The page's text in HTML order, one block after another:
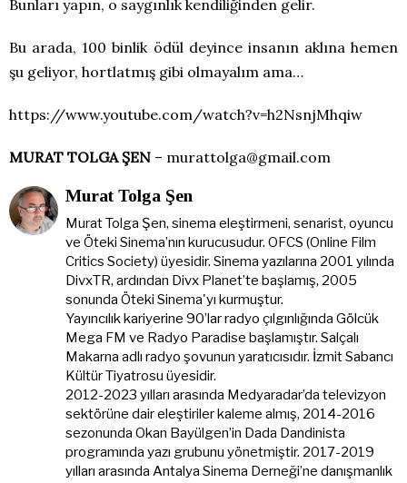
Bunları yapın, o saygınlık kendiliğinden gelir.
Bu arada, 100 binlik ödül deyince insanın aklına hemen
şu geliyor, hortlatmış gibi olmayalım ama…
https://www.youtube.com/watch?v=h2NsnjMhqiw
MURAT TOLGA ŞEN – murattolga@gmail.com
Murat Tolga Şen
Murat Tolga Şen, sinema eleştirmeni, senarist, oyuncu
ve Öteki Sinema’nın kurucusudur. OFCS (Online Film
Critics Society) üyesidir. Sinema yazılarına 2001 yılında
DivxTR, ardından Divx Planet’te başlamış, 2005
sonunda Öteki Sinema'yı kurmuştur.
Yayıncılık kariyerine 90’lar radyo çılgınlığında Gölcük
Mega FM ve Radyo Paradise başlamıştır. Salçalı
Makarna adlı radyo şovunun yaratıcısıdır. İzmit Sabancı
Kültür Tiyatrosu üyesidir.
2012-2023 yılları arasında Medyaradar’da televizyon
sektörüne dair eleştiriler kaleme almış, 2014-2016
sezonunda Okan Bayülgen’in Dada Dandinista
programında yazı grubunu yönetmiştir. 2017-2019
yılları arasında Antalya Sinema Derneği’ne danışmanlık